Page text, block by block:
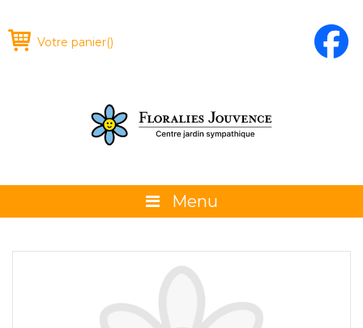
Votre panier()
Menu
La boutique
Promotions et évènements